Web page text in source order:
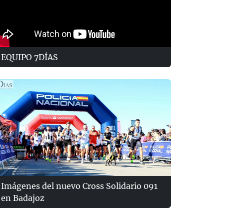
EQUIPO 7DÍAS
Imágenes del nuevo Cross Solidario 091
en Badajoz